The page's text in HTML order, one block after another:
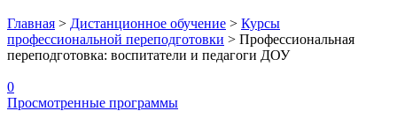
Главная > Дистанционное обучение > Курсы
профессиональной переподготовки > Профессиональная
переподготовка: воспитатели и педагоги ДОУ
0
Просмотренные программы